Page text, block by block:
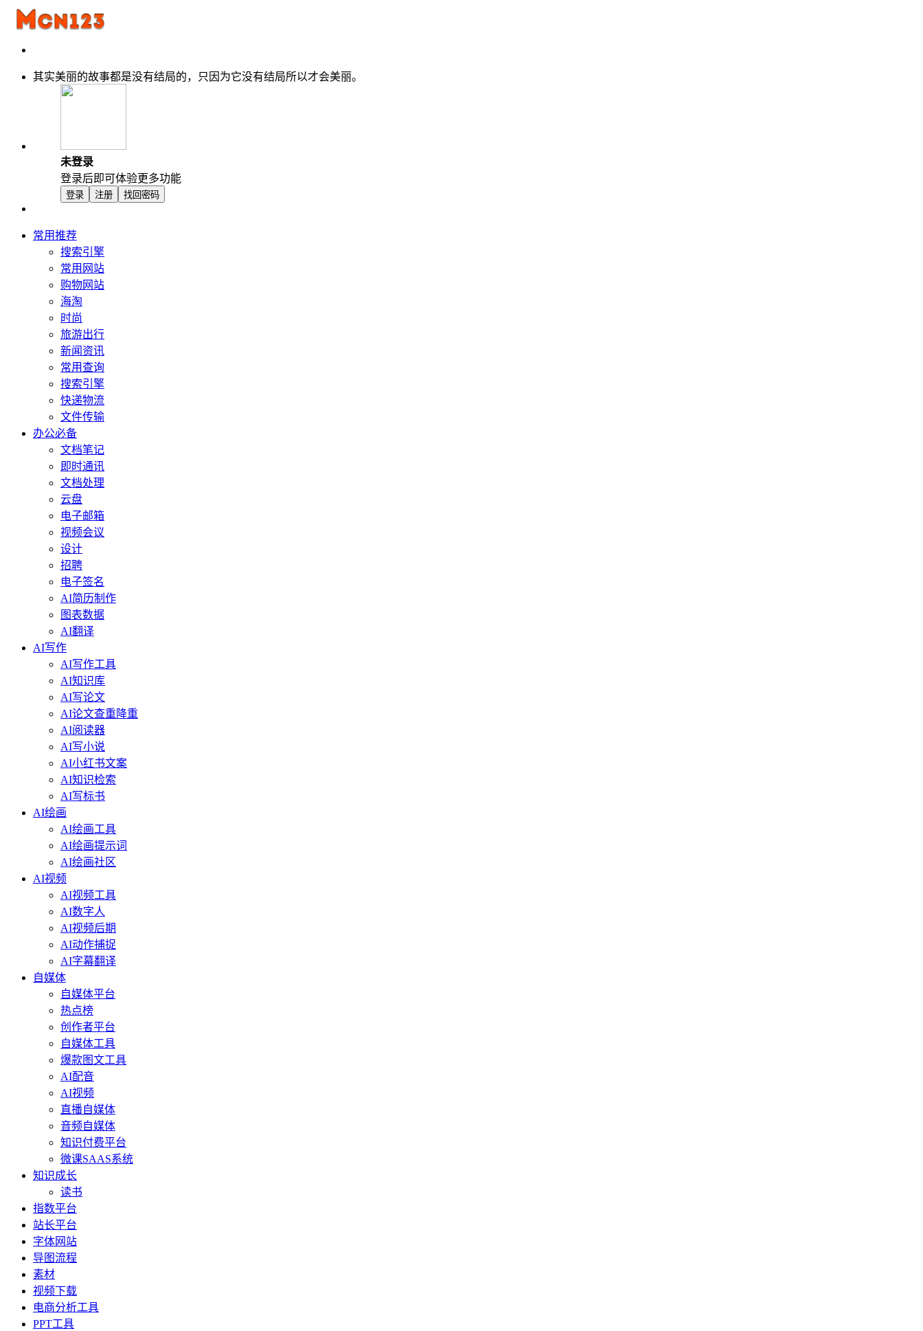
其实美丽的故事都是没有结局的，只因为它没有结局所以才会美丽。
未登录
登录后即可体验更多功能
登录 注册 找回密码
常用推荐
搜索引擎
常用网站
购物网站
海淘
时尚
旅游出行
新闻资讯
常用查询
搜索引擎
快递物流
文件传输
办公必备
文档笔记
即时通讯
文档处理
云盘
电子邮箱
视频会议
设计
招聘
电子签名
AI简历制作
图表数据
AI翻译
AI写作
AI写作工具
AI知识库
AI写论文
AI论文查重降重
AI阅读器
AI写小说
AI小红书文案
AI知识检索
AI写标书
AI绘画
AI绘画工具
AI绘画提示词
AI绘画社区
AI视频
AI视频工具
AI数字人
AI视频后期
AI动作捕捉
AI字幕翻译
自媒体
自媒体平台
热点榜
创作者平台
自媒体工具
爆款图文工具
AI配音
AI视频
直播自媒体
音频自媒体
知识付费平台
微课SAAS系统
知识成长
读书
指数平台
站长平台
字体网站
导图流程
素材
视频下载
电商分析工具
PPT工具